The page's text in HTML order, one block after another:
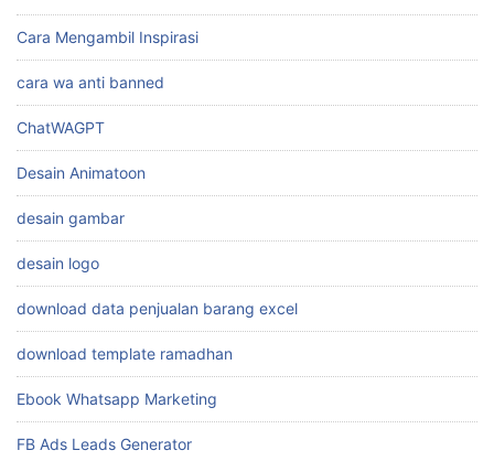
Cara Mengambil Inspirasi
cara wa anti banned
ChatWAGPT
Desain Animatoon
desain gambar
desain logo
download data penjualan barang excel
download template ramadhan
Ebook Whatsapp Marketing
FB Ads Leads Generator